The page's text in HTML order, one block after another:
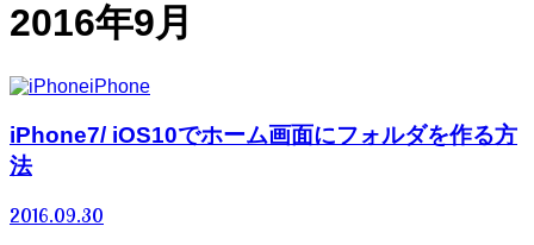
2016年9月
iPhone
iPhone7/ iOS10でホーム画面にフォルダを作る方
法
2016.09.30